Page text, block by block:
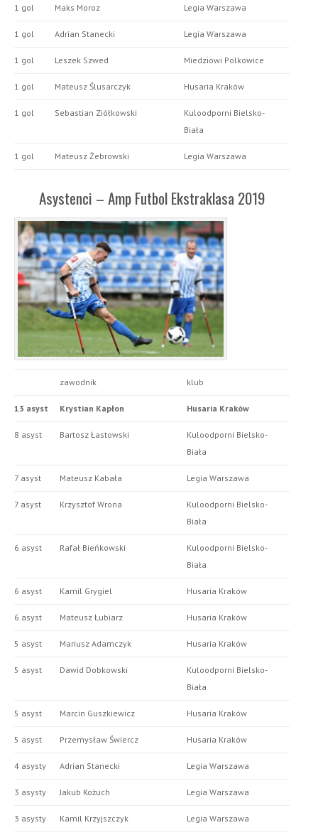
1 gol Maks Moroz Legia Warszawa
1 gol Adrian Stanecki Legia Warszawa
1 gol Leszek Szwed Miedziowi Polkowice
1 gol Mateusz Ślusarczyk Husaria Kraków
1 gol Sebastian Ziółkowski
Kuloodporni Bielsko-
Biała
1 gol Mateusz Żebrowski Legia Warszawa
Asystenci – Amp Futbol Ekstraklasa 2019
zawodnik klub
13 asyst Krystian Kapłon Husaria Kraków
8 asyst Bartosz Łastowski
Kuloodporni Bielsko-
Biała
7 asyst Mateusz Kabała Legia Warszawa
7 asyst Krzysztof Wrona
Kuloodporni Bielsko-
Biała
6 asyst Rafał Bieńkowski
Kuloodporni Bielsko-
Biała
6 asyst Kamil Grygiel Husaria Kraków
6 asyst Mateusz Łubiarz Husaria Kraków
5 asyst Mariusz Adamczyk Husaria Kraków
5 asyst Dawid Dobkowski
Kuloodporni Bielsko-
Biała
5 asyst Marcin Guszkiewicz Husaria Kraków
5 asyst Przemysław Świercz Husaria Kraków
4 asysty Adrian Stanecki Legia Warszawa
3 asysty Jakub Kożuch Legia Warszawa
3 asysty Kamil Krzyjszczyk Legia Warszawa